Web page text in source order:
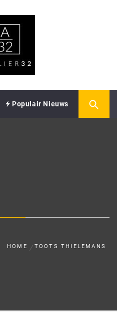
Populair Nieuws
HOME TOOTS THIELEMANS